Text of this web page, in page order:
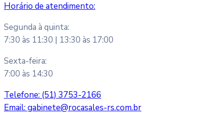
Horário de atendimento:
Segunda à quinta:
7:30 às 11:30 | 13:30 às 17:00
Sexta-feira:
7:00 às 14:30
Telefone: (51) 3753-2166
Email:gabinete@rocasales-rs.com.br